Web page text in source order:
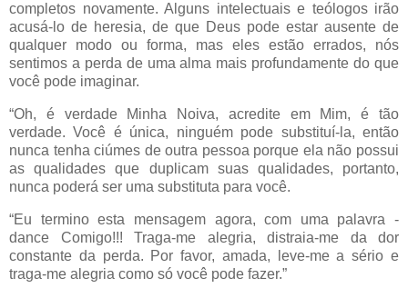
completos novamente. Alguns intelectuais e teólogos irão
acusá-lo de heresia, de que Deus pode estar ausente de
qualquer modo ou forma, mas eles estão errados, nós
sentimos a perda de uma alma mais profundamente do que
você pode imaginar.
“Oh, é verdade Minha Noiva, acredite em Mim, é tão
verdade. Você é única, ninguém pode substituí-la, então
nunca tenha ciúmes de outra pessoa porque ela não possui
as qualidades que duplicam suas qualidades, portanto,
nunca poderá ser uma substituta para você.
“Eu termino esta mensagem agora, com uma palavra -
dance Comigo!!! Traga-me alegria, distraia-me da dor
constante da perda. Por favor, amada, leve-me a sério e
traga-me alegria como só você pode fazer.”